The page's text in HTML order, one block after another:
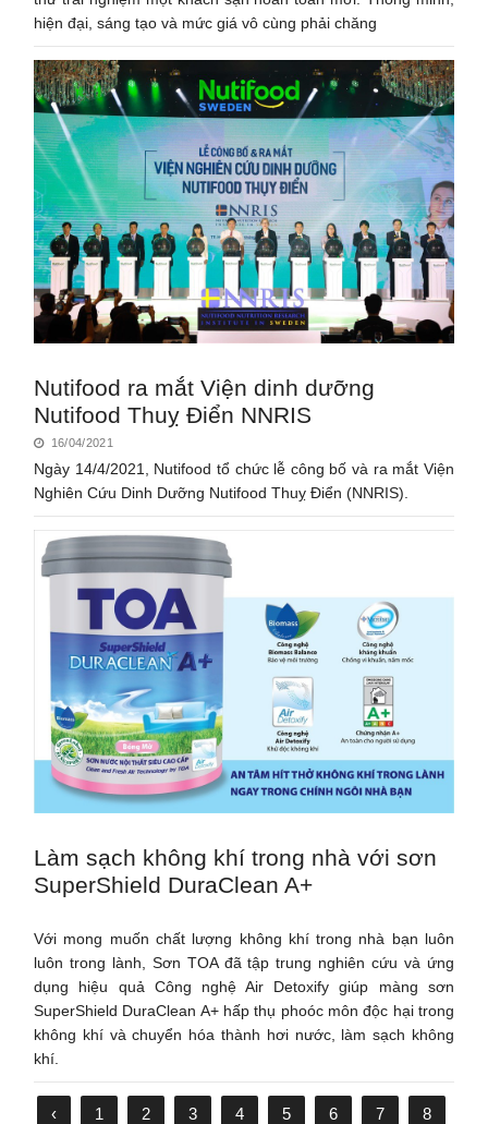
hiện đại, sáng tạo và mức giá vô cùng phải chăng
Nutifood ra mắt Viện dinh dưỡng
Nutifood Thuỵ Điển NNRIS
16/04/2021
Ngày 14/4/2021, Nutifood tổ chức lễ công bố và ra mắt Viện
Nghiên Cứu Dinh Dưỡng Nutifood Thuỵ Điển (NNRIS).
Làm sạch không khí trong nhà với sơn
SuperShield DuraClean A+
Với mong muốn chất lượng không khí trong nhà bạn luôn
luôn trong lành, Sơn TOA đã tập trung nghiên cứu và ứng
dụng hiệu quả Công nghệ Air Detoxify giúp màng sơn
SuperShield DuraClean A+ hấp thụ phoóc môn độc hại trong
không khí và chuyển hóa thành hơi nước, làm sạch không
khí.
‹ 1 2 3 4 5 6 7
8